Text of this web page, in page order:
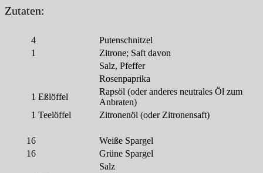
Zutaten:
4
Putenschnitzel
1
Zitrone; Saft davon
Salz, Pfeffer
Rosenpaprika
1 Eßlöffel
Rapsöl (oder anderes neutrales Öl zum
Anbraten)
1 Teelöffel Zitronenöl (oder Zitronensaft)
16
Weiße Spargel
16
Grüne Spargel
Salz